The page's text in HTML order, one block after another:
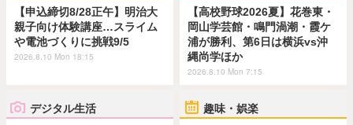
【申込締切8/28正午】明治大
親子向け体験講座…スライム
や電池づくりに挑戦9/5
2026.8.10 Mon 18:15
【高校野球2026夏】花巻東・
岡山学芸館・鳴門渦潮・霞ケ
浦が勝利、第6日は横浜vs沖
縄尚学ほか
2026.8.10 Mon 7:15
デジタル生活 趣味・娯楽